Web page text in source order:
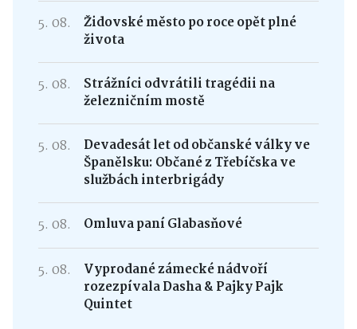
5. 08.
Židovské město po roce opět plné
života
5. 08.
Strážníci odvrátili tragédii na
železničním mostě
5. 08.
Devadesát let od občanské války ve
Španělsku: Občané z Třebíčska ve
službách interbrigády
5. 08. Omluva paní Glabasňové
5. 08.
Vyprodané zámecké nádvoří
rozezpívala Dasha & Pajky Pajk
Quintet